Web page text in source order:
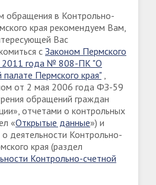
обращения в Контрольно-
края рекомендуем Вам,
Вас
c Законом Пермского
2011 года № 808-ПК "О
Пермского края",
от 2 мая 2006 года ФЗ-59
обращений граждан
отчетами о контрольных
«Открытые данные») и
деятельности Контрольно-
края (раздел
Контрольно-счетной